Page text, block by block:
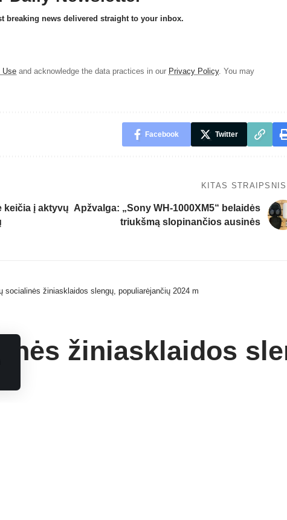
breaking news delivered straight to your inbox.
Use and acknowledge the data practices in our Privacy Policy. You may
Facebook Twitter
keičia į aktyvų
KITAS STRAIPSNIS
Apžvalga: „Sony WH-1000XM5“ belaidės
triukšmą slopinančios ausinės
socialinės žiniasklaidos slengų, populiarėjančių 2024 m
žiniasklaidos